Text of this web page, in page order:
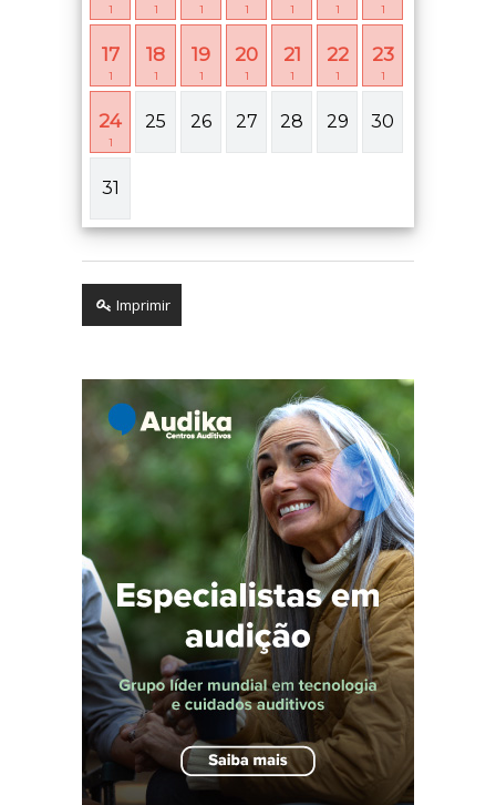
1 1 1 1 1 1 1
17
1
18
1
19
1
20
1
21
1
22
1
23
1
24
1
25 26 27 28 29 30
31
Imprimir